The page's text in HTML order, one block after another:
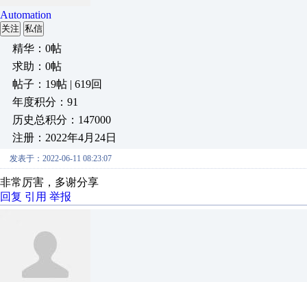
Automation
关注 私信
精华：0帖
求助：0帖
帖子：19帖 | 619回
年度积分：91
历史总积分：147000
注册：2022年4月24日
发表于：2022-06-11 08:23:07
非常厉害，多谢分享
回复 引用 举报